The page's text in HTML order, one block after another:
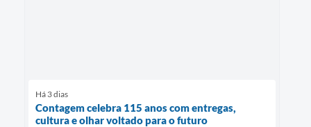
Há 3 dias
Contagem celebra 115 anos com entregas,
cultura e olhar voltado para o futuro